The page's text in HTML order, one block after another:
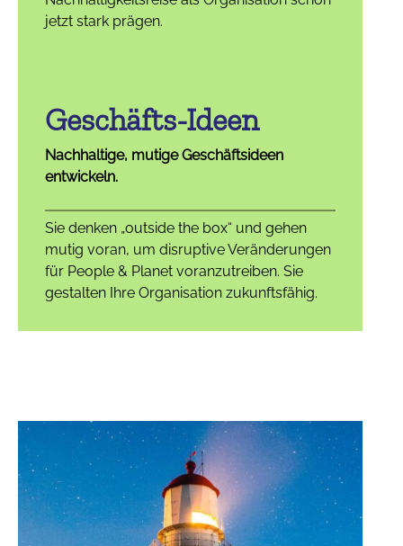
jetzt stark prägen.
Geschäfts-Ideen
Nachhaltige, mutige Geschäftsideen
entwickeln.
Sie denken „outside the box“ und gehen
mutig voran, um disruptive Veränderungen
für People & Planet voranzutreiben. Sie
gestalten Ihre Organisation zukunftsfähig.